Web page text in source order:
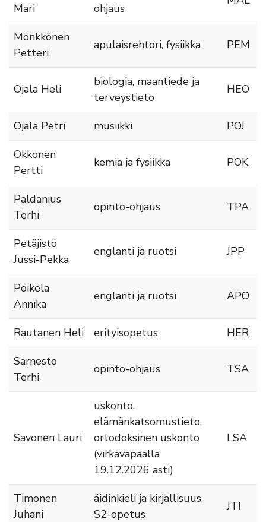
Mari
ohjaus
Mönkkönen
Petteri
apulaisrehtori, fysiikka PEM
Ojala Heli
biologia, maantiede ja
terveystieto
HEO
Ojala Petri musiikki
POJ
Okkonen
Pertti
kemia ja fysiikka POK
Paldanius
Terhi
opinto-ohjaus TPA
Petäjistö
Jussi-Pekka
englanti ja ruotsi JPP
Poikela
Annika
englanti ja ruotsi APO
Rautanen Heli erityisopetus
HER
Sarnesto
Terhi
opinto-ohjaus TSA
Savonen Lauri
uskonto,
elämänkatsomustieto,
ortodoksinen uskonto
(virkavapaalla
19.12.2026 asti)
LSA
Timonen
Juhani
äidinkieli ja kirjallisuus,
S2-opetus
JTI